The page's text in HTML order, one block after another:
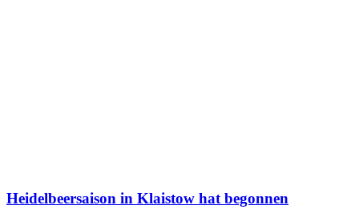
Heidelbeersaison in Klaistow hat begonnen